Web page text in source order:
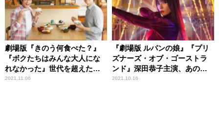
劇場版『きのう何食べた？』
『ボクたちはみんな大人にな
れなかった』世代を超えた共
感ムービー2選
2021.11.06
『劇場版 ルパンの娘』『プリ
ズナーズ・オブ・ゴーストラ
ンド』深田恭子主演、あの熱
狂がスクリーンに＆園子温監
2021.10.16